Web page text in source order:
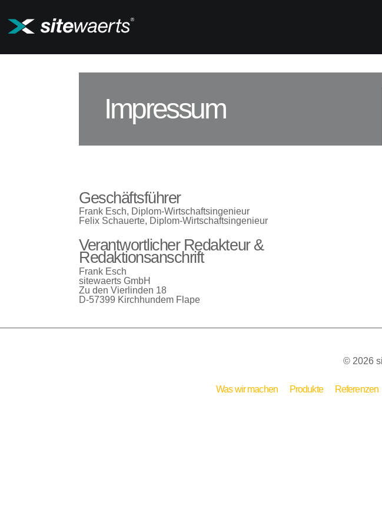
Impressum
Geschäftsführer
Frank Esch, Diplom-Wirtschaftsingenieur
Felix Schauerte, Diplom-Wirtschaftsingenieur
Verantwortlicher Redakteur &
Redaktionsanschrift
Frank Esch
sitewaerts GmbH
Zu den Vierlinden 18
D-57399 Kirchhundem Flape
© 2026
Was wir machen Produkte Referenzen
Home